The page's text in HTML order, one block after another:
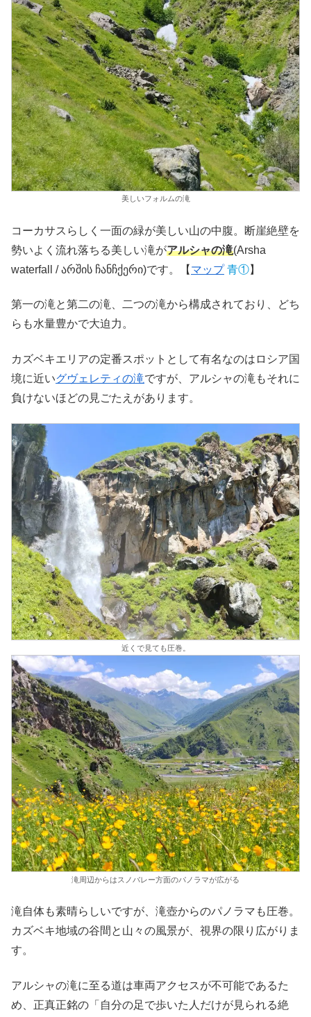
美しいフォルムの滝
コーカサスらしく一面の緑が美しい山の中腹。断崖絶壁を
勢いよく流れ落ちる美しい滝がアルシャの滝(Arsha
waterfall / არშის ჩანჩქერი)です。【 マップ 青①】
第一の滝と第二の滝、二つの滝から構成されており、どち
らも水量豊かで大迫力。
カズベキエリアの定番スポットとして有名なのはロシア国
境に近いグヴェレティの滝ですが、アルシャの滝もそれに
負けないほどの見ごたえがあります。
近くで見ても圧巻。
滝周辺からはスノバレー方面のパノラマが広がる
滝自体も素晴らしいですが、滝壺からのパノラマも圧巻。
カズベキ地域の谷間と山々の風景が、視界の限り広がりま
す。
アルシャの滝に至る道は車両アクセスが不可能であるた
め、正真正銘の「自分の足で歩いた人だけが見られる絶